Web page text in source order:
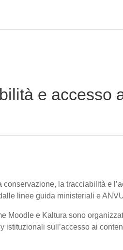
e accesso
conservazione, la tracciabilità e
linee guida ministeriali e
Moodle e Kaltura sono
istituzionali sull’accesso ai